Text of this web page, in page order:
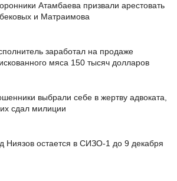
Атамбаева призвали арестовать
и Матраимова
заработал на продаже
мяса 150 тысяч долларов
выбрали себе в жертву адвоката,
сдал милиции
Ниязов остается в СИЗО-1 до 9 декабря